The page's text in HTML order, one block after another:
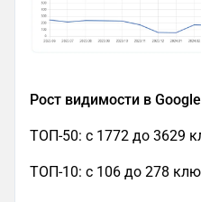
Рост видимости в Google
ТОП-50: с 1772 до 3629
ТОП-10: с 106 до 278